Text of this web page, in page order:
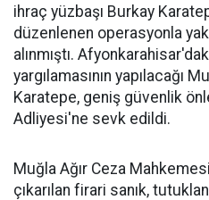
ihraç yüzbaşı Burkay
düzenlenen operasyonla
alınmıştı.
yargılamasının yapılacağı
Karatepe, geniş güvenlik
Adliyesi'ne sevk edildi.
Muğla Ağır Ceza
çıkarılan firari sanık,